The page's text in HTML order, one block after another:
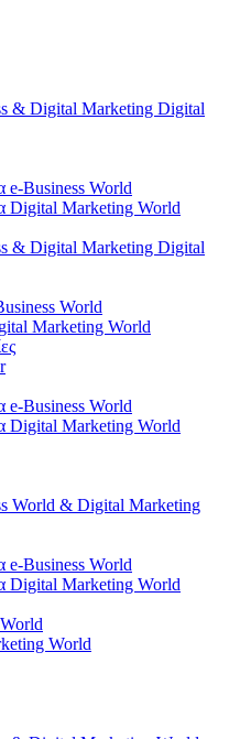
& Digital Marketing Digital
e-Business World
Digital Marketing World
& Digital Marketing Digital
World
Marketing World
e-Business World
Digital Marketing World
World & Digital Marketing
e-Business World
Digital Marketing World
World